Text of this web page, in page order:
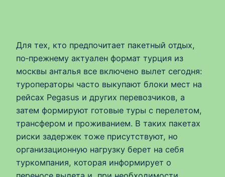
Для тех, кто предпочитает пакетный отдых,
по‑прежнему актуален формат турция из
москвы анталья все включено вылет сегодня:
туроператоры часто выкупают блоки мест на
рейсах Pegasus и других перевозчиков, а
затем формируют готовые туры с перелетом,
трансфером и проживанием. В таких пакетах
риски задержек тоже присутствуют, но
организационную нагрузку берет на себя
туркомпания, которая информирует о